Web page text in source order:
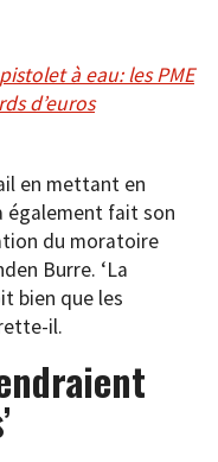
à eau: les PME
d’euros
en mettant en
également fait son
du moratoire
Burre. ‘La
bien que les
il.